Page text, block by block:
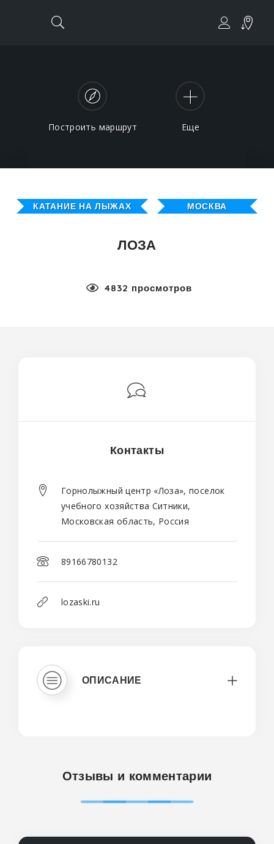
Построить маршрут Еще
КАТАНИЕ НА ЛЫЖАХ МОСКВА
ЛОЗА
4832 просмотров
Контакты
Горнолыжный центр «Лоза», поселок
учебного хозяйства Ситники,
Московская область, Россия
89166780132
lozaski.ru
ОПИСАНИЕ
Отзывы и комментарии